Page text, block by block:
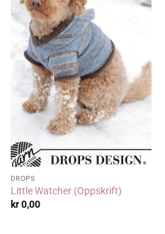
DROPS
Little Watcher (Oppskrift)
kr0,00